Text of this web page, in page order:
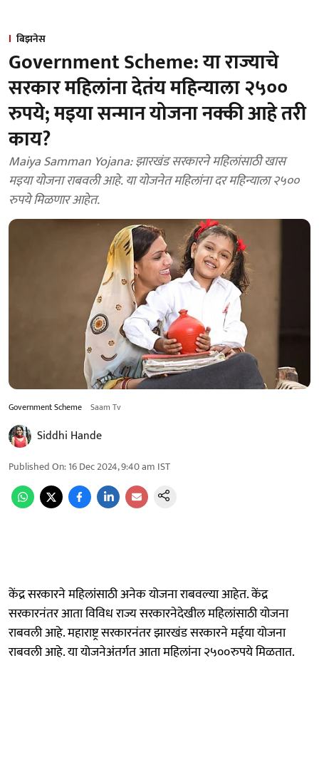
बिझनेस
Government Scheme: या राज्याचे
सरकार महिलांना देतंय महिन्याला २५००
रुपये; मइया सन्मान योजना नक्की आहे तरी
काय?
Maiya Samman Yojana: झारखंड सरकारने महिलांसाठी खास
मइया योजना राबवली आहे. या योजनेत महिलांना दर महिन्याला २५००
रुपये मिळणार आहेत.
Government Scheme Saam Tv
Siddhi Hande
Published On:16 Dec 2024, 9:40 am IST
केंद्र सरकारने महिलांसाठी अनेक योजना राबवल्या आहेत. केंद्र
सरकारनंतर आता विविध राज्य सरकारनेदेखील महिलांसाठी योजना
राबवली आहे. महाराष्ट्र सरकारनंतर झारखंड सरकारने मईया योजना
राबवली आहे. या योजनेअंतर्गत आता महिलांना २५००रुपये मिळतात.